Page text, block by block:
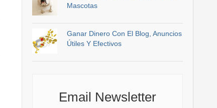
Mascotas
Ganar Dinero Con El Blog, Anuncios
Útiles Y Efectivos
Email Newsletter